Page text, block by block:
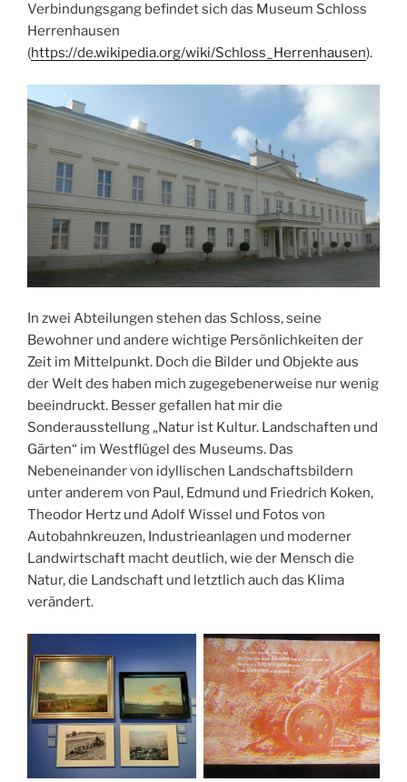
Verbindungsgang befindet sich das Museum Schloss
Herrenhausen
(https://de.wikipedia.org/wiki/Schloss_Herrenhausen).
In zwei Abteilungen stehen das Schloss, seine
Bewohner und andere wichtige Persönlichkeiten der
Zeit im Mittelpunkt. Doch die Bilder und Objekte aus
der Welt des haben mich zugegebenerweise nur wenig
beeindruckt. Besser gefallen hat mir die
Sonderausstellung „Natur ist Kultur. Landschaften und
Gärten“ im Westflügel des Museums. Das
Nebeneinander von idyllischen Landschaftsbildern
unter anderem von Paul, Edmund und Friedrich Koken,
Theodor Hertz und Adolf Wissel und Fotos von
Autobahnkreuzen, Industrieanlagen und moderner
Landwirtschaft macht deutlich, wie der Mensch die
Natur, die Landschaft und letztlich auch das Klima
verändert.